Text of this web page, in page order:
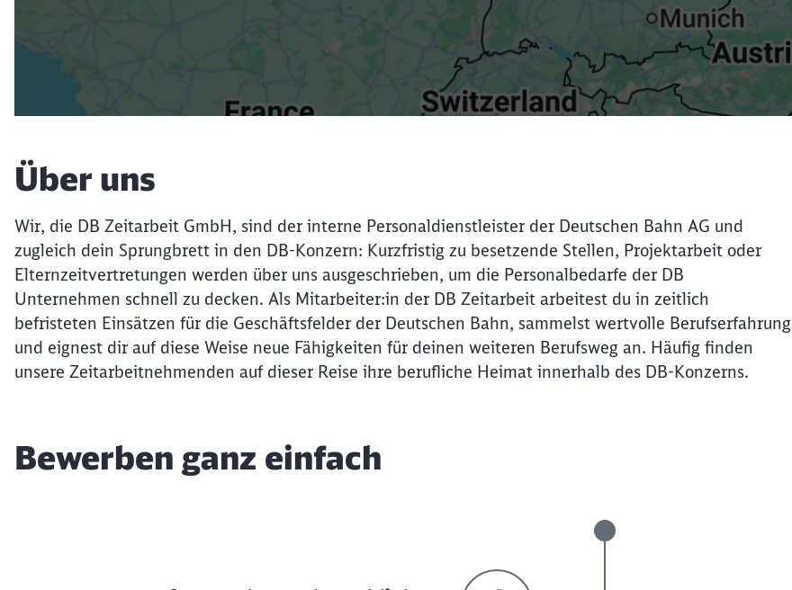
Über uns
Wir, die DB Zeitarbeit GmbH, sind der interne Personaldienstleister der Deutschen Bahn AG und
zugleich dein Sprungbrett in den DB-Konzern: Kurzfristig zu besetzende Stellen, Projektarbeit oder
Elternzeitvertretungen werden über uns ausgeschrieben, um die Personalbedarfe der DB
Unternehmen schnell zu decken. Als Mitarbeiter:in der DB Zeitarbeit arbeitest du in zeitlich
befristeten Einsätzen für die Geschäftsfelder der Deutschen Bahn, sammelst wertvolle Berufserfahrung
und eignest dir auf diese Weise neue Fähigkeiten für deinen weiteren Berufsweg an. Häufig finden
unsere Zeitarbeitnehmenden auf dieser Reise ihre berufliche Heimat innerhalb des DB-Konzerns.
Bewerben ganz einfach